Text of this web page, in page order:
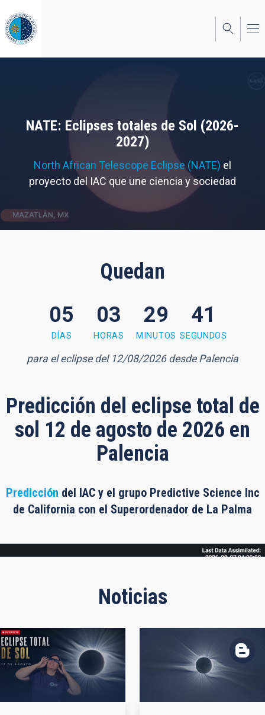
al
contenido
principal
NATE: Eclipses totales de Sol (2026-
2027)
North African Telescope Eclipse (NATE) el
proyecto del IAC que une ciencia y sociedad
Quedan
40 seconds
05
DÍAS
03
HORAS
29
MINUTOS
40
SEGUNDOS
para el eclipse del 12/08/2026 desde Palencia
Predicción del eclipse total de
sol 12 de agosto de 2026 en
Palencia
Predicción del IAC y el grupo Predictive Science Inc
de California con el Superordenador de La Palma
Noticias